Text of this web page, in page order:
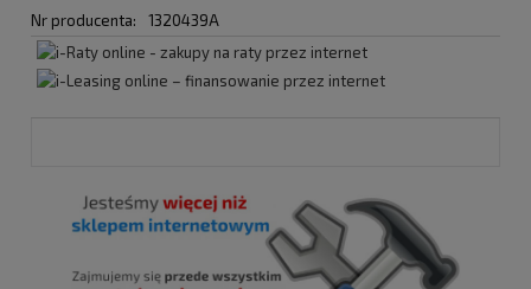
Nr producenta:
1320439A